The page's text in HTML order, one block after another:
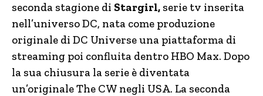
seconda stagione di Stargirl, serie tv inserita
nell’universo DC, nata come produzione
originale di DC Universe una piattaforma di
streaming poi confluita dentro HBO Max. Dopo
la sua chiusura la serie è diventata
un’originale The CW negli USA. La seconda